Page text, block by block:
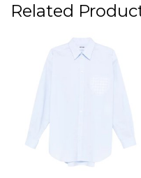
Related